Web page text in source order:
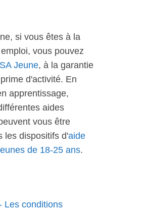
si vous êtes à la
vous pouvez
Jeune, à la garantie
d'activité. En
apprentissage,
aides
vous être
les dispositifs d'aide
de 18-25 ans.
Les conditions